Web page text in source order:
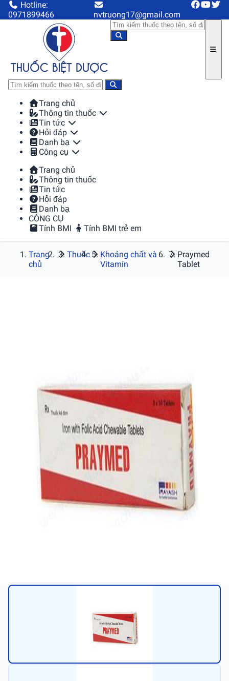
Hotline:
0971899466
nvtruong17@gmail.com
Trang chủ
Thông tin thuốc
Tin tức
Hỏi đáp
Danh bạ
Công cụ
Trang chủ
Thông tin thuốc
Tin tức
Hỏi đáp
Danh bạ
CÔNG CỤ
Tính BMI
Tính BMI trẻ em
Trang
chủ
Thuốc
Khoáng chất và
Vitamin
Praymed
Tablet